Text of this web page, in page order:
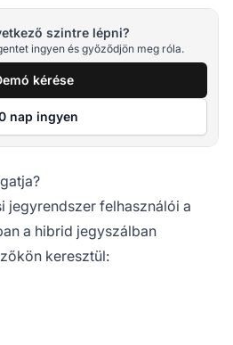
szintre lépni?
ingyen és győződjön meg róla.
kérése
nap ingyen
jegyrendszer felhasználói a
a hibrid jegyszálban
keresztül: